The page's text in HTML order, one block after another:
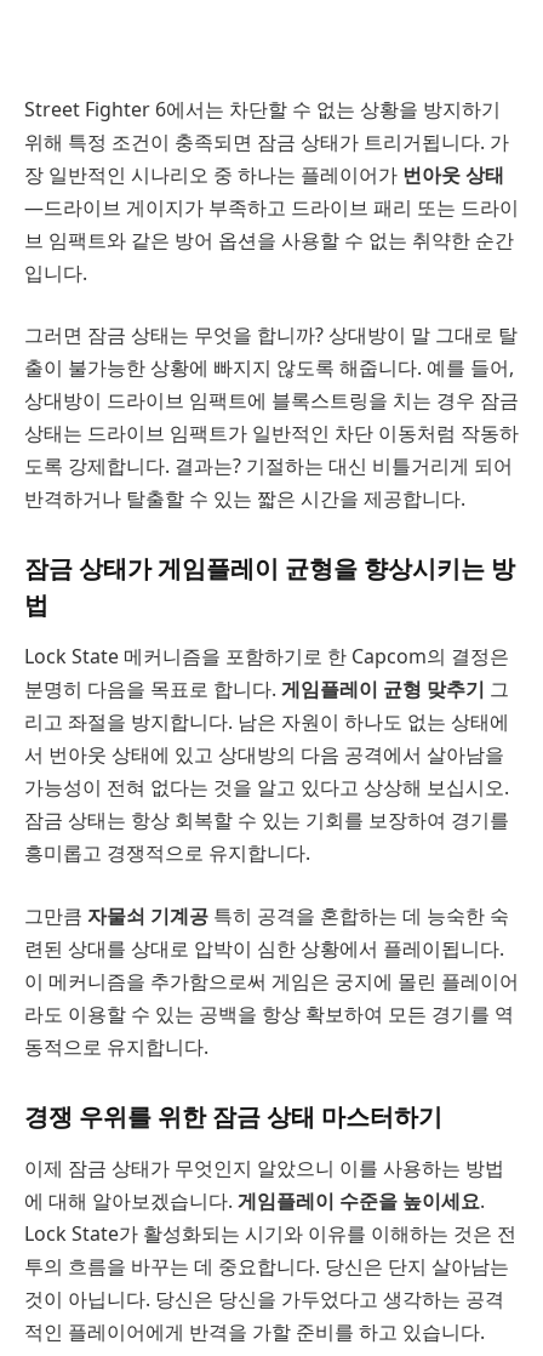
Street Fighter 6에서는 차단할 수 없는 상황을 방지하기
위해 특정 조건이 충족되면 잠금 상태가 트리거됩니다. 가
장 일반적인 시나리오 중 하나는 플레이어가 번아웃 상태
—드라이브 게이지가 부족하고 드라이브 패리 또는 드라이
브 임팩트와 같은 방어 옵션을 사용할 수 없는 취약한 순간
입니다.
그러면 잠금 상태는 무엇을 합니까? 상대방이 말 그대로 탈
출이 불가능한 상황에 빠지지 않도록 해줍니다. 예를 들어,
상대방이 드라이브 임팩트에 블록스트링을 치는 경우 잠금
상태는 드라이브 임팩트가 일반적인 차단 이동처럼 작동하
도록 강제합니다. 결과는? 기절하는 대신 비틀거리게 되어
반격하거나 탈출할 수 있는 짧은 시간을 제공합니다.
잠금 상태가 게임플레이 균형을 향상시키는 방
법
Lock State 메커니즘을 포함하기로 한 Capcom의 결정은
분명히 다음을 목표로 합니다. 게임플레이 균형 맞추기 그
리고 좌절을 방지합니다. 남은 자원이 하나도 없는 상태에
서 번아웃 상태에 있고 상대방의 다음 공격에서 살아남을
가능성이 전혀 없다는 것을 알고 있다고 상상해 보십시오.
잠금 상태는 항상 회복할 수 있는 기회를 보장하여 경기를
흥미롭고 경쟁적으로 유지합니다.
그만큼 자물쇠 기계공 특히 공격을 혼합하는 데 능숙한 숙
련된 상대를 상대로 압박이 심한 상황에서 플레이됩니다.
이 메커니즘을 추가함으로써 게임은 궁지에 몰린 플레이어
라도 이용할 수 있는 공백을 항상 확보하여 모든 경기를 역
동적으로 유지합니다.
경쟁 우위를 위한 잠금 상태 마스터하기
이제 잠금 상태가 무엇인지 알았으니 이를 사용하는 방법
에 대해 알아보겠습니다. 게임플레이 수준을 높이세요.
Lock State가 활성화되는 시기와 이유를 이해하는 것은 전
투의 흐름을 바꾸는 데 중요합니다. 당신은 단지 살아남는
것이 아닙니다. 당신은 당신을 가두었다고 생각하는 공격
적인 플레이어에게 반격을 가할 준비를 하고 있습니다.